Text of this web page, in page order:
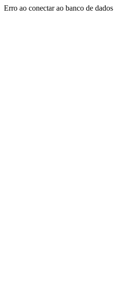
Erro ao conectar ao banco de dados